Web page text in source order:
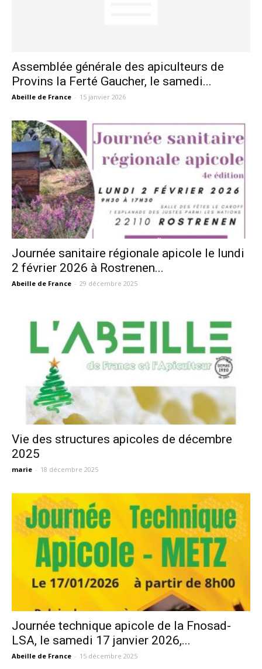
Assemblée générale des apiculteurs de
Provins la Ferté Gaucher, le samedi...
Abeille de France - 15 janvier 2026
Journée sanitaire régionale apicole le lundi
2 février 2026 à Rostrenen...
Abeille de France - 29 décembre 2025
Vie des structures apicoles de décembre
2025
marie - 18 décembre 2025
Journée technique apicole de la Fnosad-
LSA, le samedi 17 janvier 2026,...
Abeille de France - 15 décembre 2025